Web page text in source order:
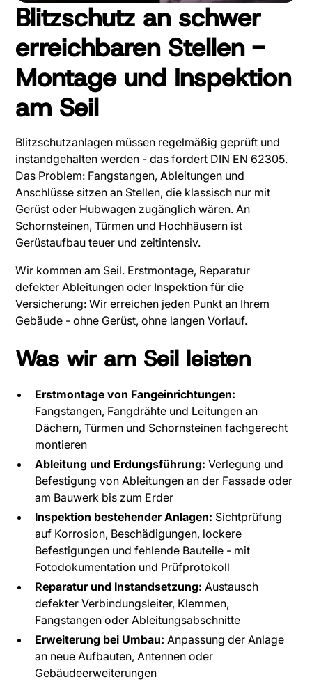
Blitzschutz an schwer
erreichbaren Stellen -
Montage und Inspektion
am Seil
Blitzschutzanlagen müssen regelmäßig geprüft und
instandgehalten werden - das fordert DIN EN 62305.
Das Problem: Fangstangen, Ableitungen und
Anschlüsse sitzen an Stellen, die klassisch nur mit
Gerüst oder Hubwagen zugänglich wären. An
Schornsteinen, Türmen und Hochhäusern ist
Gerüstaufbau teuer und zeitintensiv.
Wir kommen am Seil. Erstmontage, Reparatur
defekter Ableitungen oder Inspektion für die
Versicherung: Wir erreichen jeden Punkt an Ihrem
Gebäude - ohne Gerüst, ohne langen Vorlauf.
Was wir am Seil leisten
Erstmontage von Fangeinrichtungen:
Fangstangen, Fangdrähte und Leitungen an
Dächern, Türmen und Schornsteinen fachgerecht
montieren
Ableitung und Erdungsführung: Verlegung und
Befestigung von Ableitungen an der Fassade oder
am Bauwerk bis zum Erder
Inspektion bestehender Anlagen: Sichtprüfung
auf Korrosion, Beschädigungen, lockere
Befestigungen und fehlende Bauteile - mit
Fotodokumentation und Prüfprotokoll
Reparatur und Instandsetzung: Austausch
defekter Verbindungsleiter, Klemmen,
Fangstangen oder Ableitungsabschnitte
Erweiterung bei Umbau: Anpassung der Anlage
an neue Aufbauten, Antennen oder
Gebäudeerweiterungen